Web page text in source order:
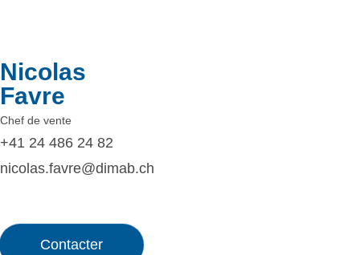
Nicolas
Favre
Chef de vente
+41 24 486 24 82
nicolas.favre@dimab.ch
Contacter